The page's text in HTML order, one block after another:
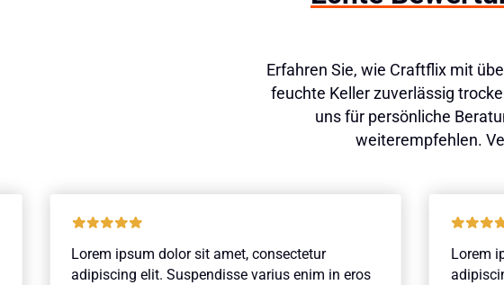
Erfahren Sie, wie Craftflix mit
feuchte Keller zuverlässig
uns für persönliche
weiterempfehlen.
Lorem ipsum dolor sit amet, consectetur
adipiscing elit. Suspendisse varius enim in eros
Lorem